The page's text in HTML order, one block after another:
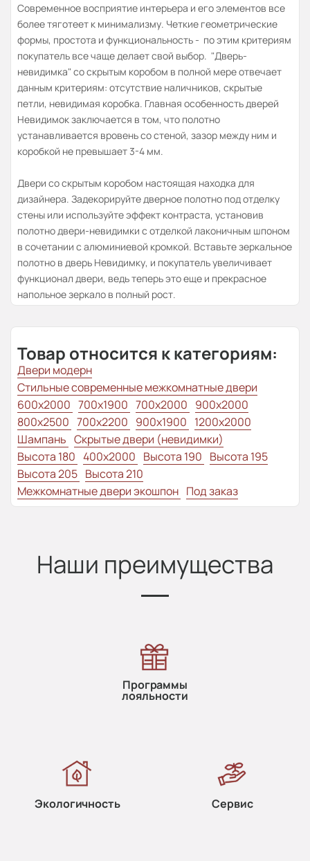
Современное восприятие интерьера и его элементов все
более тяготеет к минимализму. Четкие геометрические
формы, простота и функциональность - по этим критериям
покупатель все чаще делает свой выбор. "Дверь-
невидимка" со скрытым коробом в полной мере отвечает
данным критериям: отсутствие наличников, скрытые
петли, невидимая коробка. Главная особенность дверей
Невидимок заключается в том, что полотно
устанавливается вровень со стеной, зазор между ним и
коробкой не превышает 3-4 мм.
Двери со скрытым коробом настоящая находка для
дизайнера. Задекорируйте дверное полотно под отделку
стены или используйте эффект контраста, установив
полотно двери-невидимки с отделкой лаконичным шпоном
в сочетании с алюминиевой кромкой. Вставьте зеркальное
полотно в дверь Невидимку, и покупатель увеличивает
функционал двери, ведь теперь это еще и прекрасное
напольное зеркало в полный рост.
Товар относится к категориям:
Двери модерн
Стильные современные межкомнатные двери
600x2000 700x1900 700x2000 900x2000
800х2500 700x2200 900x1900 1200x2000
Шампань Скрытые двери (невидимки)
Высота 180 400x2000 Высота 190 Высота 195
Высота 205 Высота 210
Межкомнатные двери экошпон Под заказ
Наши преимущества
Программы
лояльности
Экологичность Сервис